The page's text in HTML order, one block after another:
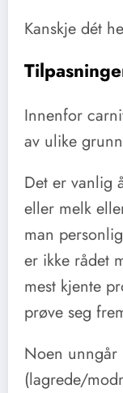
Kanskje dét
Innenfor
av ulike
Det er vanlig
eller melk
man
er ikke rådet
mest kjente
prøve seg
Noen unngår
(lagrede/